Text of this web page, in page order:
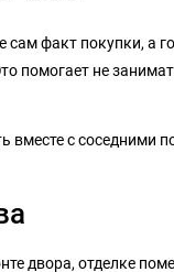
факт покупки,
помогает не
вместе с
двора, отделке